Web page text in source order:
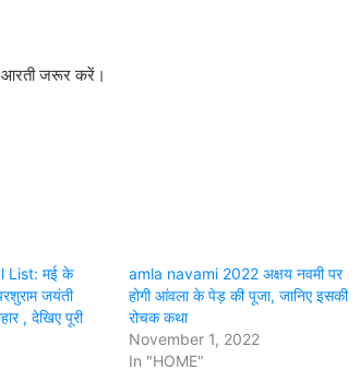
आरती जरूर करें।
List: मई के
जयंती
, देखिए पूरी
amla navami 2022 अक्षय नवमी पर
होगी आंवला के पेड़ की पूजा, जानिए इसकी
रोचक कथा
November 1, 2022
In "HOME"